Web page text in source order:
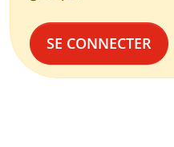
SE CONNECTER